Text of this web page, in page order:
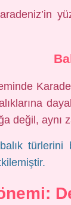
değil, aynı
türlerini